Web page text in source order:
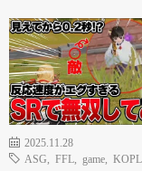
2025.11.28
ASG
FFL game KOPL